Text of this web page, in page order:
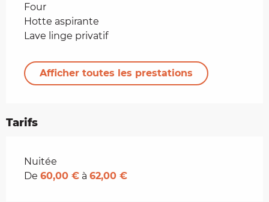
Four
Hotte aspirante
Lave linge privatif
Afficher toutes les prestations
Tarifs
Tarifs 2026
Nuitée
De 60,00 € à 62,00 €